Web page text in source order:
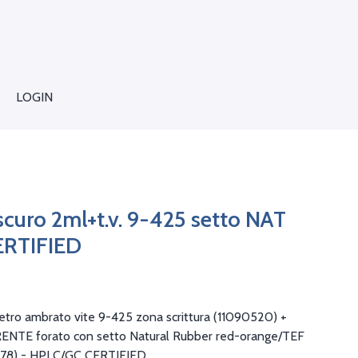
LOGIN
2ml+t.v. 9-425 setto NAT
ambrato vite 9-425 zona scrittura (11090520) +
forato con setto Natural Rubber red-orange/TEF